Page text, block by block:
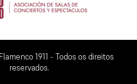
1911 - Todos os direitos
reservados.